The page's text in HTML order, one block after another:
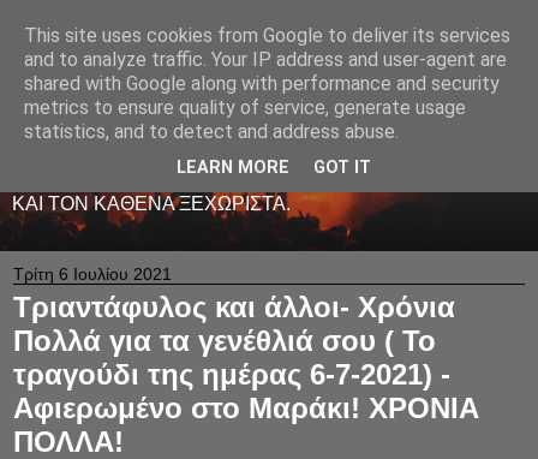
LIVE RADIO NET
ΤΟ ΠΡΩΤΟ ΖΩΝΤΑΝΟ ΜΟΥΣΙΚΟ ΡΑΔΙΟΦΩΝΟ ΣΤΟ
ΙΝΤΕΡΝΕΤ. 24 ΩΡΕΣ ΤΟ 24ΩΡΟ ΠΑΙΖΕΙ ΚΑΛΗ
ΕΛΛΗΝΙΚΗ ΜΟΥΣΙΚΗ ΑΠΟ LIVE - ΚΑΙ ΟΧΙ ΜΟΝΟ
ΚΑΙ ΤΟΝ ΚΑΘΕΝΑ ΞΕΧΩΡΙΣΤΑ.
Τρίτη 6 Ιουλίου 2021
Τριαντάφυλος και άλλοι- Χρόνια
Πολλά για τα γενέθλιά σου ( Το
τραγούδι της ημέρας 6-7-2021) -
Αφιερωμένο στο Μαράκι! ΧΡΟΝΙΑ
ΠΟΛΛΑ!
This site uses cookies from Google to deliver its services
and to analyze traffic. Your IP address and user-agent are
shared with Google along with performance and security
metrics to ensure quality of service, generate usage
statistics, and to detect and address abuse.
LEARN MORE GOT IT